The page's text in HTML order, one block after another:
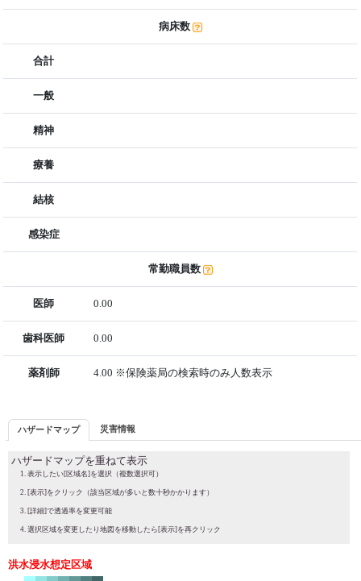
病床数
合計
一般
精神
療養
結核
感染症
常勤職員数
医師 0.00
歯科医師 0.00
薬剤師 4.00 ※保険薬局の検索時のみ人数表示
ハザードマップ 災害情報
ハザードマップを重ねて表示
表示したい[区域名]を選択（複数選択可）
[表示]をクリック（該当区域が多いと数十秒かかります）
[詳細]で透過率を変更可能
選択区域を変更したり地図を移動したら[表示]を再クリック
洪水浸水想定区域